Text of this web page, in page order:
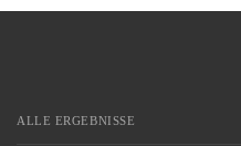
ALLE ERGEBNISSE